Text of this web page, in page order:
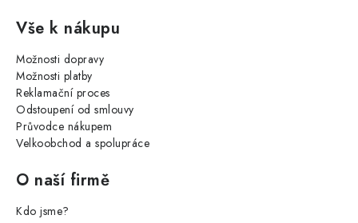
Vše k nákupu
Možnosti dopravy
Možnosti platby
Reklamační proces
Odstoupení od smlouvy
Průvodce nákupem
Velkoobchod a spolupráce
O naší firmě
Kdo jsme?